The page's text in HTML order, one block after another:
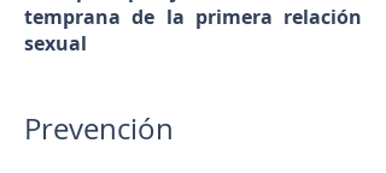
temprana de la primera relación
sexual
Prevención